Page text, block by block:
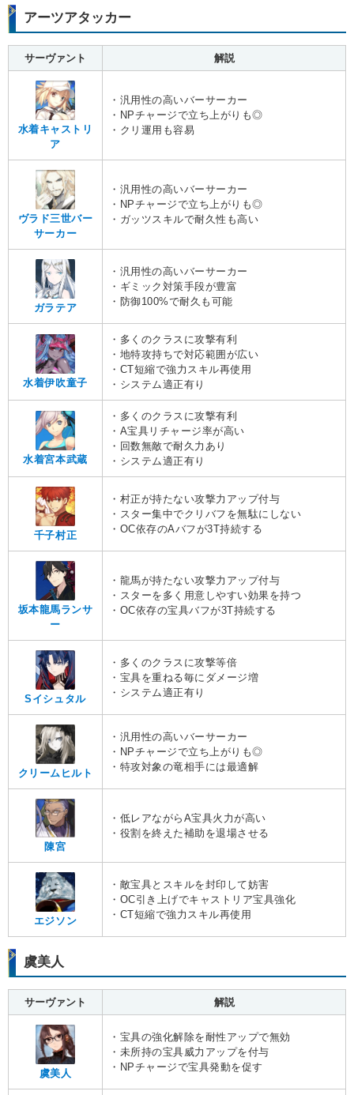
アーツアタッカー
サーヴァント 解説
水着キャストリ
ア
・汎用性の高いバーサーカー
・NPチャージで立ち上がりも◎
・クリ運用も容易
ヴラド三世バー
サーカー
・汎用性の高いバーサーカー
・NPチャージで立ち上がりも◎
・ガッツスキルで耐久性も高い
ガラテア
・汎用性の高いバーサーカー
・ギミック対策手段が豊富
・防御100%で耐久も可能
水着伊吹童子
・多くのクラスに攻撃有利
・地特攻持ちで対応範囲が広い
・CT短縮で強力スキル再使用
・システム適正有り
水着宮本武蔵
・多くのクラスに攻撃有利
・A宝具リチャージ率が高い
・回数無敵で耐久力あり
・システム適正有り
千子村正
・村正が持たない攻撃力アップ付与
・スター集中でクリバフを無駄にしない
・OC依存のAバフが3T持続する
坂本龍馬ランサ
ー
・龍馬が持たない攻撃力アップ付与
・スターを多く用意しやすい効果を持つ
・OC依存の宝具バフが3T持続する
Sイシュタル
・多くのクラスに攻撃等倍
・宝具を重ねる毎にダメージ増
・システム適正有り
クリームヒルト
・汎用性の高いバーサーカー
・NPチャージで立ち上がりも◎
・特攻対象の竜相手には最適解
陳宮
・低レアながらA宝具火力が高い
・役割を終えた補助を退場させる
エジソン
・敵宝具とスキルを封印して妨害
・OC引き上げでキャストリア宝具強化
・CT短縮で強力スキル再使用
虞美人
サーヴァント 解説
虞美人
・宝具の強化解除を耐性アップで無効
・未所持の宝具威力アップを付与
・NPチャージで宝具発動を促す